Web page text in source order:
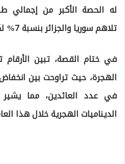
تلاهم سوريا والجزائر بنسبة 7% لكل منهما.
في ختام القصة، تبين
الهجرة، حيث تراوحت بين
في عدد العائدين، مما
الديناميات الهجرية خلال هذا